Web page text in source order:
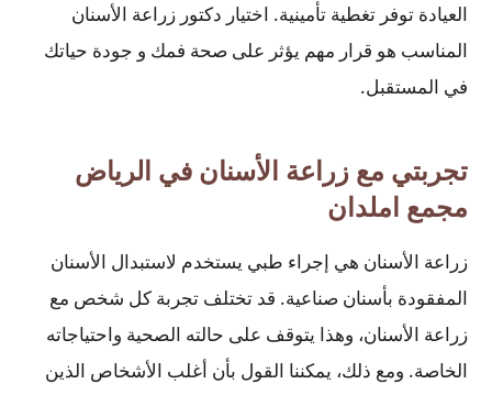
العيادة توفر تغطية تأمينية. اختيار دكتور زراعة الأسنان
المناسب هو قرار مهم يؤثر على صحة فمك و جودة حياتك
في المستقبل.
تجربتي مع زراعة الأسنان في الرياض
مجمع املدان
زراعة الأسنان هي إجراء طبي يستخدم لاستبدال الأسنان
المفقودة بأسنان صناعية. قد تختلف تجربة كل شخص مع
زراعة الأسنان، وهذا يتوقف على حالته الصحية واحتياجاته
الخاصة. ومع ذلك، يمكننا القول بأن أغلب الأشخاص الذين